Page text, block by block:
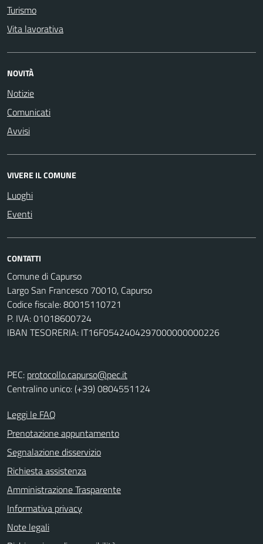
Turismo
Vita lavorativa
NOVITÀ
Notizie
Comunicati
Avvisi
VIVERE IL COMUNE
Luoghi
Eventi
CONTATTI
Comune di Capurso
Largo San Francesco 70010, Capurso
Codice fiscale: 80015110721
P. IVA: 01018600724
IBAN TESORERIA: IT16F0542404297000000000226
PEC: protocollo.capurso@pec.it
Centralino unico: (+39) 0804551124
Leggi le FAQ
Prenotazione appuntamento
Segnalazione disservizio
Richiesta assistenza
Amministrazione Trasparente
Informativa privacy
Note legali